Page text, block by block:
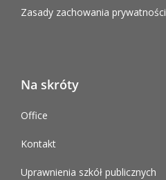
Zasady zachowania prywatności
Na skróty
Office
Kontakt
Uprawnienia szkół publicznych